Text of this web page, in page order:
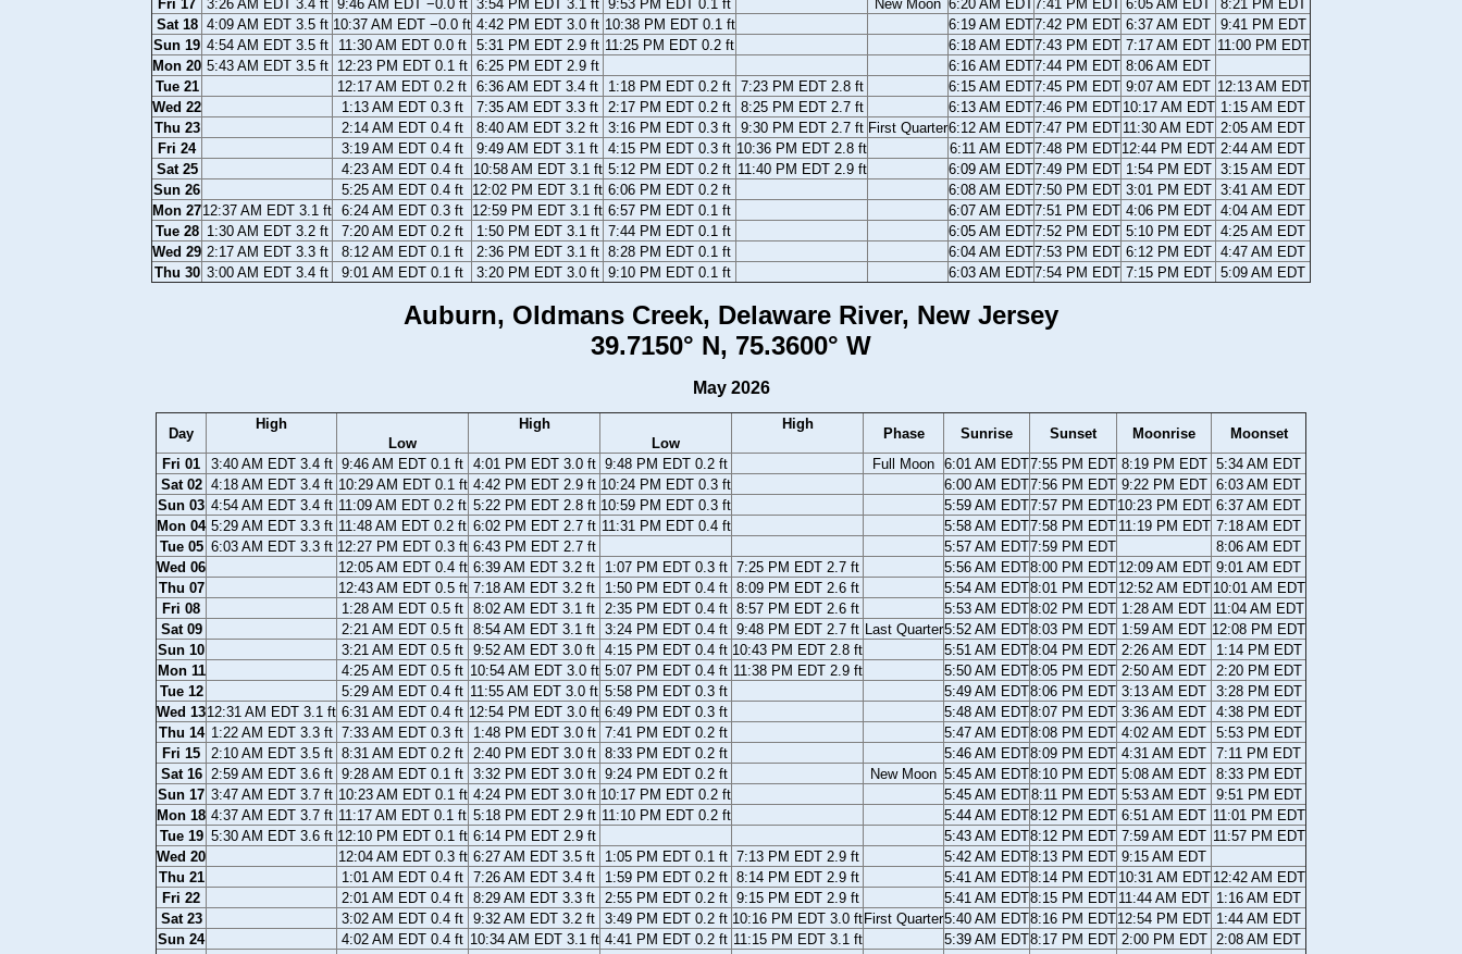
Fri 17
3:26 AM EDT 3.4 ft 9:46 AM EDT −0.0 ft 3:54 PM EDT 3.1 ft 9:53 PM EDT 0.1 ft New Moon 6:20 AM EDT7:41 PM EDT 6:05 AM EDT 8:21 PM EDT
Sat 18 4:09 AM EDT 3.5 ft 10:37 AM EDT −0.0 ft 4:42 PM EDT 3.0 ft 10:38 PM EDT 0.1 ft 6:19 AM EDT7:42 PM EDT 6:37 AM EDT 9:41 PM EDT
Sun 19 4:54 AM EDT 3.5 ft 11:30 AM EDT 0.0 ft 5:31 PM EDT 2.9 ft 11:25 PM EDT 0.2 ft 6:18 AM EDT7:43 PM EDT 7:17 AM EDT 11:00 PM EDT
Mon 20 5:43 AM EDT 3.5 ft 12:23 PM EDT 0.1 ft 6:25 PM EDT 2.9 ft 6:16 AM EDT7:44 PM EDT 8:06 AM EDT
Tue 21
12:17 AM EDT 0.2 ft 6:36 AM EDT 3.4 ft 1:18 PM EDT 0.2 ft 7:23 PM EDT 2.8 ft 6:15 AM EDT7:45 PM EDT 9:07 AM EDT 12:13 AM EDT
Wed 22
1:13 AM EDT 0.3 ft 7:35 AM EDT 3.3 ft 2:17 PM EDT 0.2 ft 8:25 PM EDT 2.7 ft 6:13 AM EDT7:46 PM EDT 10:17 AM EDT 1:15 AM EDT
Thu 23
2:14 AM EDT 0.4 ft 8:40 AM EDT 3.2 ft 3:16 PM EDT 0.3 ft 9:30 PM EDT 2.7 ft First Quarter6:12 AM EDT7:47 PM EDT 11:30 AM EDT 2:05 AM EDT
Fri 24
3:19 AM EDT 0.4 ft 9:49 AM EDT 3.1 ft 4:15 PM EDT 0.3 ft 10:36 PM EDT 2.8 ft 6:11 AM EDT7:48 PM EDT12:44 PM EDT 2:44 AM EDT
Sat 25
4:23 AM EDT 0.4 ft 10:58 AM EDT 3.1 ft 5:12 PM EDT 0.2 ft 11:40 PM EDT 2.9 ft 6:09 AM EDT7:49 PM EDT 1:54 PM EDT 3:15 AM EDT
Sun 26
5:25 AM EDT 0.4 ft 12:02 PM EDT 3.1 ft 6:06 PM EDT 0.2 ft 6:08 AM EDT7:50 PM EDT 3:01 PM EDT 3:41 AM EDT
Mon 2712:37 AM EDT 3.1 ft 6:24 AM EDT 0.3 ft 12:59 PM EDT 3.1 ft 6:57 PM EDT 0.1 ft 6:07 AM EDT7:51 PM EDT 4:06 PM EDT 4:04 AM EDT
Tue 28 1:30 AM EDT 3.2 ft 7:20 AM EDT 0.2 ft 1:50 PM EDT 3.1 ft 7:44 PM EDT 0.1 ft 6:05 AM EDT7:52 PM EDT 5:10 PM EDT 4:25 AM EDT
Wed 29 2:17 AM EDT 3.3 ft 8:12 AM EDT 0.1 ft 2:36 PM EDT 3.1 ft 8:28 PM EDT 0.1 ft 6:04 AM EDT7:53 PM EDT 6:12 PM EDT 4:47 AM EDT
Thu 30 3:00 AM EDT 3.4 ft 9:01 AM EDT 0.1 ft 3:20 PM EDT 3.0 ft 9:10 PM EDT 0.1 ft 6:03 AM EDT7:54 PM EDT 7:15 PM EDT 5:09 AM EDT
Auburn, Oldmans Creek, Delaware River, New Jersey
39.7150° N, 75.3600° W
May 2026
Day
High
Low
High
Low
High
Phase Sunrise Sunset Moonrise
Moonset
Fri 01
3:40 AM EDT 3.4 ft 9:46 AM EDT 0.1 ft 4:01 PM EDT 3.0 ft 9:48 PM EDT 0.2 ft Full Moon 6:01 AM EDT7:55 PM EDT 8:19 PM EDT 5:34 AM EDT
Sat 02 4:18 AM EDT 3.4 ft 10:29 AM EDT 0.1 ft 4:42 PM EDT 2.9 ft 10:24 PM EDT 0.3 ft 6:00 AM EDT7:56 PM EDT 9:22 PM EDT 6:03 AM EDT
Sun 03 4:54 AM EDT 3.4 ft 11:09 AM EDT 0.2 ft 5:22 PM EDT 2.8 ft 10:59 PM EDT 0.3 ft 5:59 AM EDT7:57 PM EDT10:23 PM EDT 6:37 AM EDT
Mon 04 5:29 AM EDT 3.3 ft 11:48 AM EDT 0.2 ft 6:02 PM EDT 2.7 ft 11:31 PM EDT 0.4 ft 5:58 AM EDT7:58 PM EDT 11:19 PM EDT 7:18 AM EDT
Tue 05 6:03 AM EDT 3.3 ft 12:27 PM EDT 0.3 ft 6:43 PM EDT 2.7 ft 5:57 AM EDT7:59 PM EDT
8:06 AM EDT
Wed 06
12:05 AM EDT 0.4 ft 6:39 AM EDT 3.2 ft 1:07 PM EDT 0.3 ft 7:25 PM EDT 2.7 ft 5:56 AM EDT8:00 PM EDT 12:09 AM EDT 9:01 AM EDT
Thu 07
12:43 AM EDT 0.5 ft 7:18 AM EDT 3.2 ft 1:50 PM EDT 0.4 ft 8:09 PM EDT 2.6 ft 5:54 AM EDT8:01 PM EDT 12:52 AM EDT 10:01 AM EDT
Fri 08
1:28 AM EDT 0.5 ft 8:02 AM EDT 3.1 ft 2:35 PM EDT 0.4 ft 8:57 PM EDT 2.6 ft 5:53 AM EDT8:02 PM EDT 1:28 AM EDT 11:04 AM EDT
Sat 09
2:21 AM EDT 0.5 ft 8:54 AM EDT 3.1 ft 3:24 PM EDT 0.4 ft 9:48 PM EDT 2.7 ft Last Quarter5:52 AM EDT8:03 PM EDT 1:59 AM EDT 12:08 PM EDT
Sun 10
3:21 AM EDT 0.5 ft 9:52 AM EDT 3.0 ft 4:15 PM EDT 0.4 ft 10:43 PM EDT 2.8 ft 5:51 AM EDT8:04 PM EDT 2:26 AM EDT
1:14 PM EDT
Mon 11
4:25 AM EDT 0.5 ft 10:54 AM EDT 3.0 ft 5:07 PM EDT 0.4 ft 11:38 PM EDT 2.9 ft 5:50 AM EDT8:05 PM EDT 2:50 AM EDT 2:20 PM EDT
Tue 12
5:29 AM EDT 0.4 ft 11:55 AM EDT 3.0 ft 5:58 PM EDT 0.3 ft 5:49 AM EDT8:06 PM EDT 3:13 AM EDT 3:28 PM EDT
Wed 1312:31 AM EDT 3.1 ft 6:31 AM EDT 0.4 ft 12:54 PM EDT 3.0 ft 6:49 PM EDT 0.3 ft 5:48 AM EDT8:07 PM EDT 3:36 AM EDT 4:38 PM EDT
Thu 14 1:22 AM EDT 3.3 ft 7:33 AM EDT 0.3 ft 1:48 PM EDT 3.0 ft 7:41 PM EDT 0.2 ft 5:47 AM EDT8:08 PM EDT 4:02 AM EDT 5:53 PM EDT
Fri 15
2:10 AM EDT 3.5 ft 8:31 AM EDT 0.2 ft 2:40 PM EDT 3.0 ft 8:33 PM EDT 0.2 ft 5:46 AM EDT8:09 PM EDT 4:31 AM EDT 7:11 PM EDT
Sat 16 2:59 AM EDT 3.6 ft 9:28 AM EDT 0.1 ft 3:32 PM EDT 3.0 ft 9:24 PM EDT 0.2 ft New Moon 5:45 AM EDT8:10 PM EDT 5:08 AM EDT 8:33 PM EDT
Sun 17 3:47 AM EDT 3.7 ft 10:23 AM EDT 0.1 ft 4:24 PM EDT 3.0 ft 10:17 PM EDT 0.2 ft 5:45 AM EDT8:11 PM EDT 5:53 AM EDT 9:51 PM EDT
Mon 18 4:37 AM EDT 3.7 ft 11:17 AM EDT 0.1 ft 5:18 PM EDT 2.9 ft 11:10 PM EDT 0.2 ft 5:44 AM EDT8:12 PM EDT 6:51 AM EDT 11:01 PM EDT
Tue 19 5:30 AM EDT 3.6 ft 12:10 PM EDT 0.1 ft 6:14 PM EDT 2.9 ft 5:43 AM EDT8:12 PM EDT 7:59 AM EDT 11:57 PM EDT
Wed 20
12:04 AM EDT 0.3 ft 6:27 AM EDT 3.5 ft 1:05 PM EDT 0.1 ft 7:13 PM EDT 2.9 ft 5:42 AM EDT8:13 PM EDT 9:15 AM EDT
Thu 21
1:01 AM EDT 0.4 ft 7:26 AM EDT 3.4 ft 1:59 PM EDT 0.2 ft 8:14 PM EDT 2.9 ft 5:41 AM EDT8:14 PM EDT 10:31 AM EDT 12:42 AM EDT
Fri 22
2:01 AM EDT 0.4 ft 8:29 AM EDT 3.3 ft 2:55 PM EDT 0.2 ft 9:15 PM EDT 2.9 ft 5:41 AM EDT8:15 PM EDT 11:44 AM EDT 1:16 AM EDT
Sat 23
3:02 AM EDT 0.4 ft 9:32 AM EDT 3.2 ft 3:49 PM EDT 0.2 ft 10:16 PM EDT 3.0 ft First Quarter5:40 AM EDT8:16 PM EDT12:54 PM EDT 1:44 AM EDT
Sun 24
4:02 AM EDT 0.4 ft 10:34 AM EDT 3.1 ft 4:41 PM EDT 0.2 ft 11:15 PM EDT 3.1 ft 5:39 AM EDT8:17 PM EDT 2:00 PM EDT 2:08 AM EDT